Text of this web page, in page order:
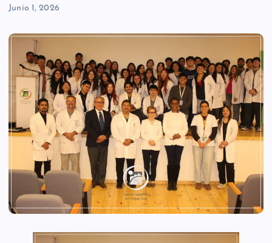
Junio 1, 2026